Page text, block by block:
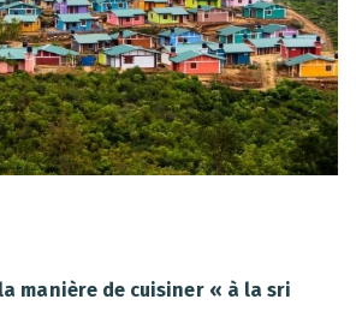
manière de cuisiner « à la sri